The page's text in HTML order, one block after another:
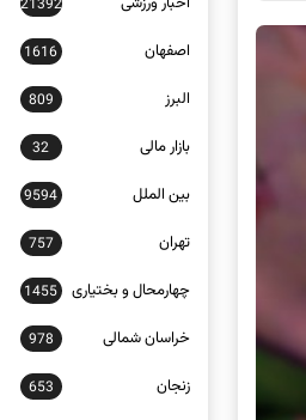
21392
اصفهان 1616
البرز 809
بازار مالی 32
بین الملل 9594
تهران 757
چهارمحال و بختیاری 1455
خراسان شمالی 978
زنجان 653